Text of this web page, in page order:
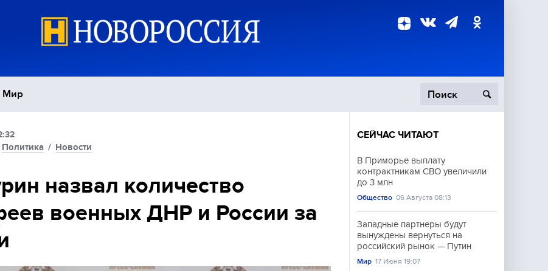
Мир
Политика
Экономика
Происшествия
Спорт
Политика / Новости
назвал количество
военных ДНР и России за
СЕЙЧАС ЧИТАЮТ
В Приморье выплату
контрактникам СВО увеличили
до 3 млн
Общество 06 Августа 08:13
Западные партнеры будут
вынуждены вернуться на
российский рынок — Путин
Мир 17 Июня 19:07